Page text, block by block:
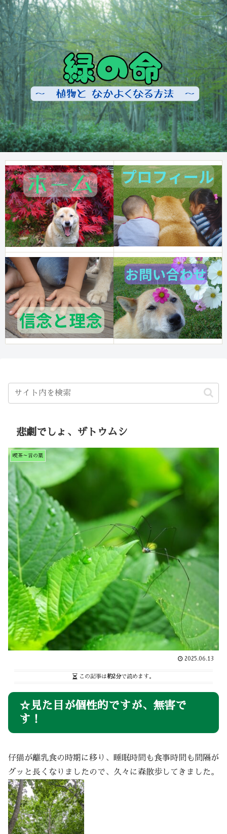
悲劇でしょ、ザトウムシ
喫茶～言の葉
2025.06.13
この記事は約2分で読めます。
☆見た目が個性的ですが、無害で
す！
仔猫が離乳食の時期に移り、睡眠時間も食事時間も間隔が
グッと長くなりましたので、久々に森散歩してきました。